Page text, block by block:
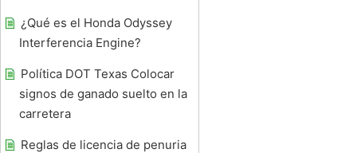
¿Qué es el Honda Odyssey
Interferencia Engine?
Política DOT Texas Colocar
signos de ganado suelto en la
carretera
Reglas de licencia de penuria